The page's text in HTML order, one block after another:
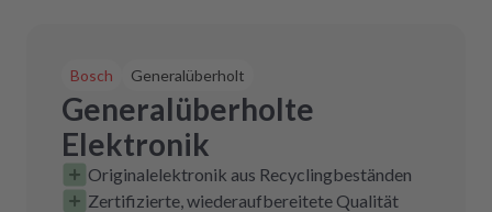
Bosch Generalüberholt
Generalüberholte
Elektronik
Originalelektronik aus Recyclingbeständen
Zertifizierte, wiederaufbereitete Qualität